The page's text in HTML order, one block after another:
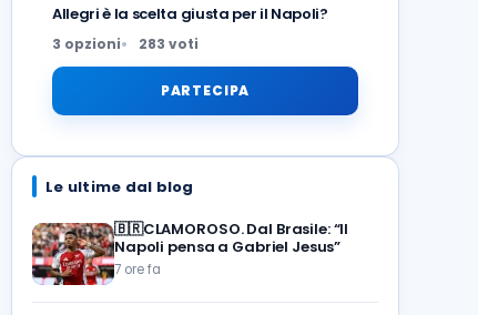
Allegri è la scelta giusta per il Napoli?
3 opzioni 283 voti
PARTECIPA
Le ultime dal blog
🇧🇷CLAMOROSO. Dal Brasile: “Il
Napoli pensa a Gabriel Jesus”
7 ore fa